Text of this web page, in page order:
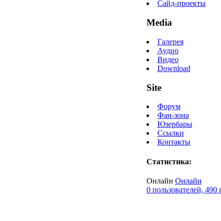
Сайд-проекты
Media
Галерея
Аудио
Видео
Download
Site
Форум
Фан-зона
Юзербары
Ссылки
Контакты
Статистика:
Онлайн Онлайн
0 пользователей, 490